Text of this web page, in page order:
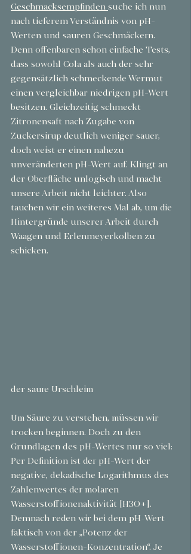
Geschmacksempfinden suche ich nun
nach tieferem Verständnis von pH-
Werten und sauren Geschmäckern.
Denn offenbaren schon einfache Tests,
dass sowohl Cola als auch der sehr
gegensätzlich schmeckende Wermut
einen vergleichbar niedrigen pH-Wert
besitzen. Gleichzeitig schmeckt
Zitronensaft nach Zugabe von
Zuckersirup deutlich weniger sauer,
doch weist er einen nahezu
unveränderten pH-Wert auf. Klingt an
der Oberfläche unlogisch und macht
unsere Arbeit nicht leichter. Also
tauchen wir ein weiteres Mal ab, um die
Hintergründe unserer Arbeit durch
Waagen und Erlenmeyerkolben zu
schicken.
der saure Urschleim
Um Säure zu verstehen, müssen wir
trocken beginnen. Doch zu den
Grundlagen des pH-Wertes nur so viel:
Per Definition ist der pH-Wert der
negative, dekadische Logarithmus des
Zahlenwertes der molaren
Wasserstoffionenaktivität [H3O+].
Demnach reden wir bei dem pH-Wert
faktisch von der „Potenz der
Wasserstoffionen-Konzentration“. Je